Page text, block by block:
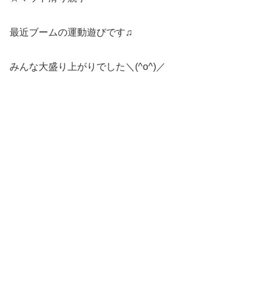
最近ブームの運動遊びです♫
みんな大盛り上がりでした＼(^o^)／